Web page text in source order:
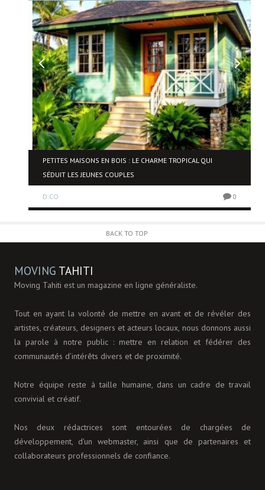
PETITES MAISONS EN BOIS : LE CHARME TROPICAL QUI
SÉDUIT LES JEUNES COUPLES
D.CO 0
BACK TO TOP
MOVING TAHITI
Moving Tahiti est un magazine en ligne généraliste.
Tout en ayant la volonté de mettre en avant et de révéler des
artistes, créateurs, designers et acteurs locaux, nous donnons aussi
la parole à notre public : mettre en relation et fédérer des
communautés d’intérêts divers et de proximité.
Notre équipe reste à taille humaine, dans un cadre de travail
convivial et créatif.
Nos deux rédactrices sont entourées de chargées de
développement, d'un webmaster, ainsi que de partenaires et
collaborateurs professionnels de confiance.